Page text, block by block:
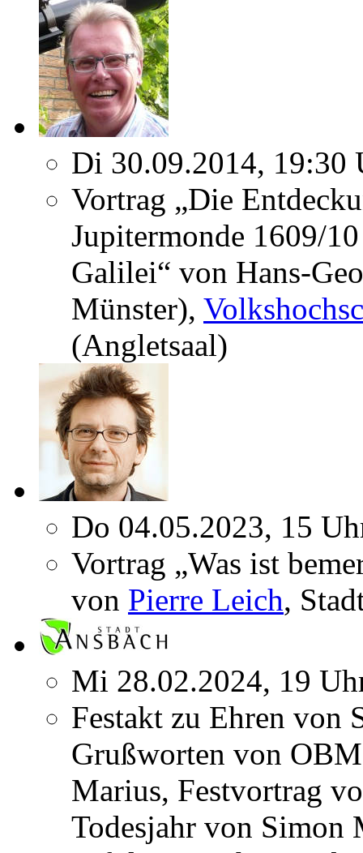
Di 30.09.2014, 19:30
Vortrag „Die
Jupitermonde 1609/
Galilei“ von Hans-
Münster),
(Angletsaal)
Do 04.05.2023, 15
Vortrag „Was ist
von Pierre Leich,
Mi 28.02.2024, 19
Festakt zu Ehren von
Grußworten von
Marius, Festvortrag
Todesjahr von Simon